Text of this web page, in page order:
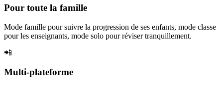
Pour toute la famille
Mode famille pour suivre la progression de ses enfants, mode classe
pour les enseignants, mode solo pour réviser tranquillement.
📲
Multi-plateforme